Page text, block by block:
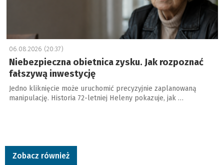
06.08.2026 (20:37)
Niebezpieczna obietnica zysku. Jak rozpoznać
fałszywą inwestycję
Jedno kliknięcie może uruchomić precyzyjnie zaplanowaną
manipulację. Historia 72-letniej Heleny pokazuje, jak …
Zobacz również